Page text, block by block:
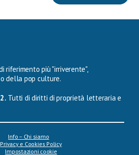
riferimento più "irriverente",
della pop culture.
Tutti di diritti di proprietà letteraria e
Info – Chi siamo
Privacy e Cookies Policy
Impostazioni cookie